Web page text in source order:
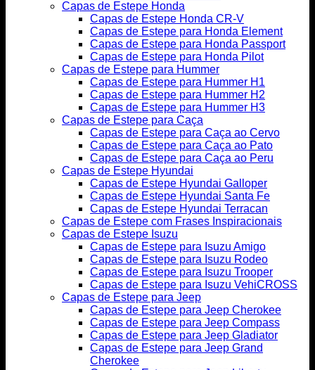
Capas de Estepe Honda
Capas de Estepe Honda CR-V
Capas de Estepe para Honda Element
Capas de Estepe para Honda Passport
Capas de Estepe para Honda Pilot
Capas de Estepe para Hummer
Capas de Estepe para Hummer H1
Capas de Estepe para Hummer H2
Capas de Estepe para Hummer H3
Capas de Estepe para Caça
Capas de Estepe para Caça ao Cervo
Capas de Estepe para Caça ao Pato
Capas de Estepe para Caça ao Peru
Capas de Estepe Hyundai
Capas de Estepe Hyundai Galloper
Capas de Estepe Hyundai Santa Fe
Capas de Estepe Hyundai Terracan
Capas de Estepe com Frases Inspiracionais
Capas de Estepe Isuzu
Capas de Estepe para Isuzu Amigo
Capas de Estepe para Isuzu Rodeo
Capas de Estepe para Isuzu Trooper
Capas de Estepe para Isuzu VehiCROSS
Capas de Estepe para Jeep
Capas de Estepe para Jeep Cherokee
Capas de Estepe para Jeep Compass
Capas de Estepe para Jeep Gladiator
Capas de Estepe para Jeep Grand
Cherokee